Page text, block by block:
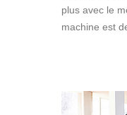
plus avec le
machine est